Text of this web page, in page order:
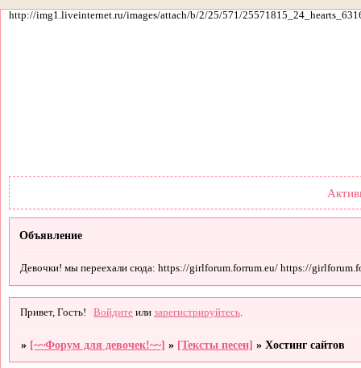
http://img1.liveinternet.ru/images/attach/b/2/25/571/
Объявление
Девочки! мы переехали сюда: https://girlforum.forrum.eu/ https://
Привет, Гость! Войдите илизарегистрируйтесь
» [~~Форум для девочек!~~] » [Тексты песен] »Хостинг сайтов